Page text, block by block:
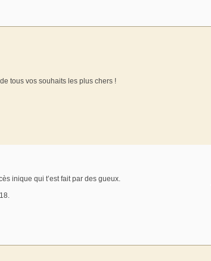
tous vos souhaits les plus chers !
inique qui t’est fait par des gueux.